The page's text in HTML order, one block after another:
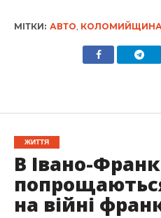
МІТКИ: АВТО КОЛОМИЙЩИНА
ЖИТТЯ
В Івано-
на війні